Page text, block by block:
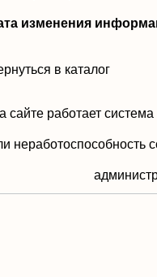
изменения
в каталог
сайте работает
неработоспособность